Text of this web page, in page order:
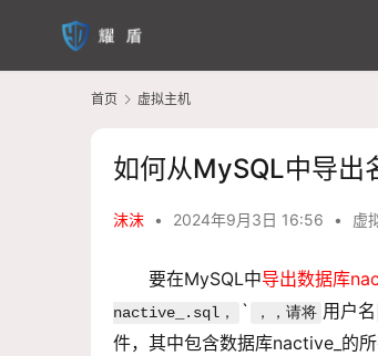
首页 虚拟主机
如何从MySQL中导出
沫沫 • 2024年9月3日 16:56 • 虚
要在MySQL中导出数据库
nactive _.sql， ` ，，请将 用户名
件，其中包含数据库nactive_的所